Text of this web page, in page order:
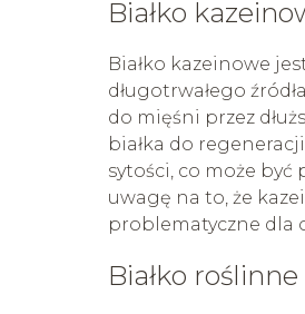
Białko
Białko kazeinowe
długotrwałego
do mięśni przez
białka do
sytości, co może
uwagę na to, że
problematyczne dla
Białko roślinne